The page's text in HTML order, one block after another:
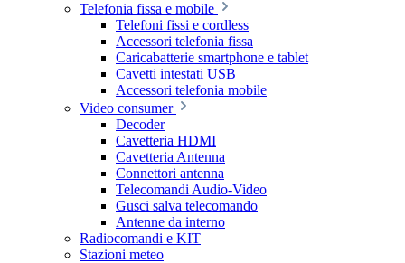
Telefonia fissa e mobile
Telefoni fissi e cordless
Accessori telefonia fissa
Caricabatterie smartphone e tablet
Cavetti intestati USB
Accessori telefonia mobile
Video consumer
Decoder
Cavetteria HDMI
Cavetteria Antenna
Connettori antenna
Telecomandi Audio-Video
Gusci salva telecomando
Antenne da interno
Radiocomandi e KIT
Stazioni meteo